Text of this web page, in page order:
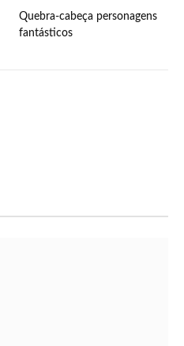
Quebra-cabeça personagens
fantásticos